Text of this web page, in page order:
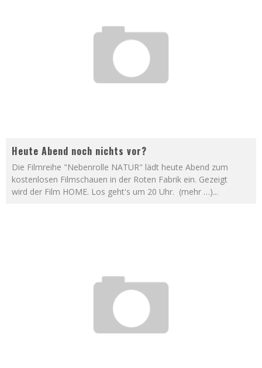
Heute Abend noch nichts vor?
Die Filmreihe "Nebenrolle NATUR" lädt heute Abend zum
kostenlosen Filmschauen in der Roten Fabrik ein. Gezeigt
wird der Film HOME. Los geht's um 20 Uhr. (mehr …)...